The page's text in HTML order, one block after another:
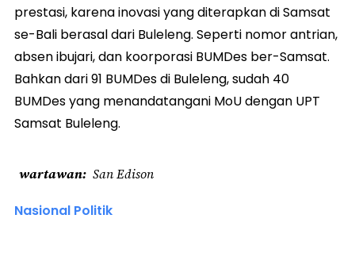
prestasi, karena inovasi yang diterapkan di Samsat
se-Bali berasal dari Buleleng. Seperti nomor antrian,
absen ibujari, dan koorporasi BUMDes ber-Samsat.
Bahkan dari 91 BUMDes di Buleleng, sudah 40
BUMDes yang menandatangani MoU dengan UPT
Samsat Buleleng.
wartawan San Edison
Nasional Politik